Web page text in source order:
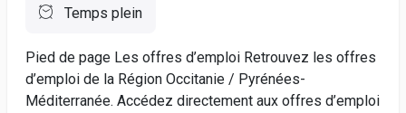
Temps plein
Pied de page Les offres d’emploi Retrouvez les offres
d’emploi de la Région Occitanie / Pyrénées-
Méditerranée. Accédez directement aux offres d’emploi